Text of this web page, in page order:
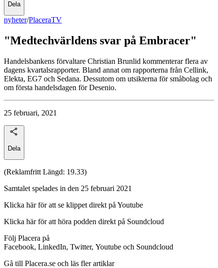
Dela
nyheter/PlaceraTV
"Medtechvärldens svar på Embracer"
Handelsbankens förvaltare Christian Brunlid kommenterar flera av
dagens kvartalsrapporter. Bland annat om rapporterna från Cellink,
Elekta, EG7 och Sedana. Dessutom om utsikterna för småbolag och
om första handelsdagen för Desenio.
25 februari, 2021
Dela
(Reklamfritt Längd: 19.33)
Samtalet spelades in den 25 februari 2021
Klicka här för att se klippet direkt på Youtube
Klicka här för att höra podden direkt på Soundcloud
Följ Placera på
Facebook, LinkedIn, Twitter, Youtube och Soundcloud
Gå till Placera.se och läs fler artiklar